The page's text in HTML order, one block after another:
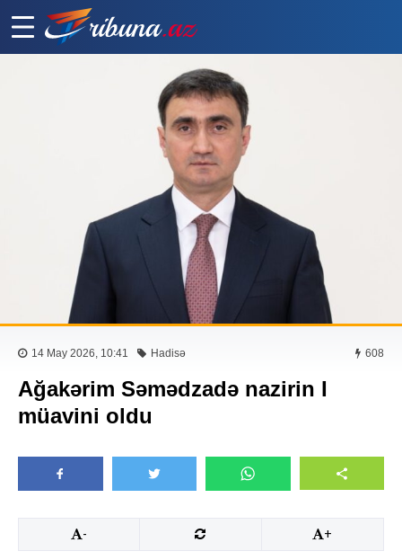
14 May 2026, 10:41 Hadisə 608
Ağakərim Səmədzadə nazirin I
müavini oldu
- +